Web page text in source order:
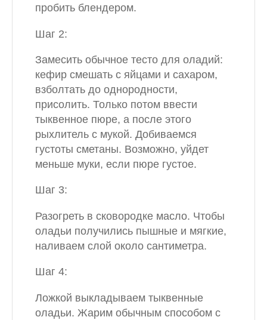
пробить блендером.
Шаг 2:
Замесить обычное тесто для оладий:
кефир смешать с яйцами и сахаром,
взболтать до однородности,
присолить. Только потом ввести
тыквенное пюре, а после этого
рыхлитель с мукой. Добиваемся
густоты сметаны. Возможно, уйдет
меньше муки, если пюре густое.
Шаг 3:
Разогреть в сковородке масло. Чтобы
оладьи получились пышные и мягкие,
наливаем слой около сантиметра.
Шаг 4:
Ложкой выкладываем тыквенные
оладьи. Жарим обычным способом с